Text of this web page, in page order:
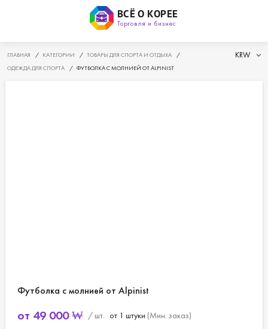
ВСЁ О КОРЕЕ
Торговля и бизнес
ГЛАВНАЯ / КАТЕГОРИИ / ТОВАРЫ ДЛЯ СПОРТА И ОТДЫХА
/
ОДЕЖДА ДЛЯ СПОРТА
/ ФУТБОЛКА С МОЛНИЕЙ ОТ ALPINIST
KRW
Футболка с молнией от Alpinist
от 49 000 ₩ / шт. от 1 штуки (Мин. заказ)